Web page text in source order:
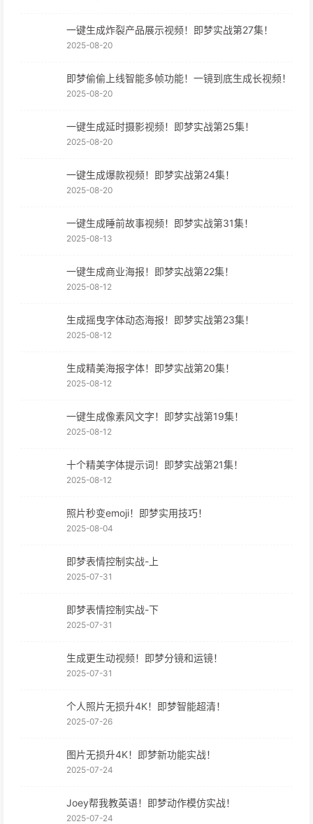
一键生成炸裂产品展示视频！即梦实战第27集！
2025-08-20
即梦偷偷上线智能多帧功能！一镜到底生成长视频！
2025-08-20
一键生成延时摄影视频！即梦实战第25集！
2025-08-20
一键生成爆款视频！即梦实战第24集！
2025-08-20
一键生成睡前故事视频！即梦实战第31集！
2025-08-13
一键生成商业海报！即梦实战第22集！
2025-08-12
生成摇曳字体动态海报！即梦实战第23集！
2025-08-12
生成精美海报字体！即梦实战第20集！
2025-08-12
一键生成像素风文字！即梦实战第19集！
2025-08-12
十个精美字体提示词！即梦实战第21集！
2025-08-12
照片秒变emoji！即梦实用技巧！
2025-08-04
即梦表情控制实战-上
2025-07-31
即梦表情控制实战-下
2025-07-31
生成更生动视频！即梦分镜和运镜！
2025-07-31
个人照片无损升4K！即梦智能超清！
2025-07-26
图片无损升4K！即梦新功能实战！
2025-07-24
Joey帮我教英语！即梦动作模仿实战！
2025-07-24